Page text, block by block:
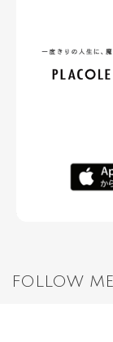
FOLLOW ME